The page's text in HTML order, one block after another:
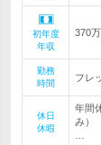
初年度
年収
370
勤務
時間
フレ
休日
休暇
年間